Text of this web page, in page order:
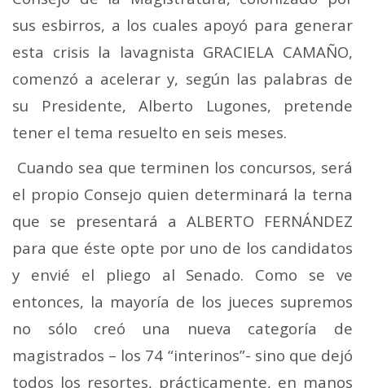
sus esbirros, a los cuales apoyó para generar
esta crisis la lavagnista GRACIELA CAMAÑO,
comenzó a acelerar y, según las palabras de
su Presidente, Alberto Lugones, pretende
tener el tema resuelto en seis meses.
Cuando sea que terminen los concursos, será
el propio Consejo quien determinará la terna
que se presentará a ALBERTO FERNÁNDEZ
para que éste opte por uno de los candidatos
y envié el pliego al Senado. Como se ve
entonces, la mayoría de los jueces supremos
no sólo creó una nueva categoría de
magistrados – los 74 “interinos”- sino que dejó
todos los resortes, prácticamente, en manos